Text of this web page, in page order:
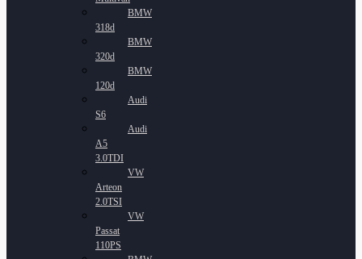
BMW
318d
BMW
320d
BMW
120d
Audi
S6
Audi
A5
3.0TDI
VW
Arteon
2.0TSI
VW
Passat
110PS